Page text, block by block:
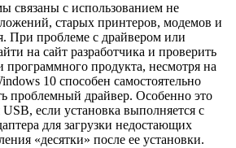
связаны с использованием не
старых принтеров, модемов и
При проблеме с драйвером или
на сайт разработчика и проверить
программного продукта, несмотря на
10 способен самостоятельно
проблемный драйвер. Особенно это
USB, если установка выполняется с
для загрузки недостающих
«десятки» после ее установки.